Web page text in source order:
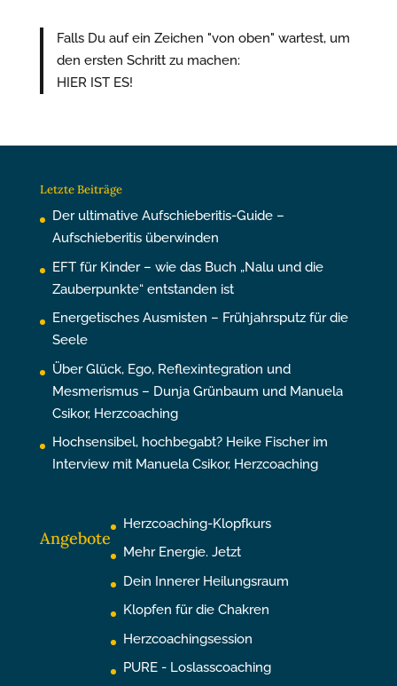
Falls Du auf ein Zeichen "von oben" wartest, um
den ersten Schritt zu machen:
HIER IST ES!
Letzte Beiträge
Der ultimative Aufschieberitis-Guide –
Aufschieberitis überwinden
EFT für Kinder – wie das Buch „Nalu und die
Zauberpunkte“ entstanden ist
Energetisches Ausmisten – Frühjahrsputz für die
Seele
Über Glück, Ego, Reflexintegration und
Mesmerismus – Dunja Grünbaum und Manuela
Csikor, Herzcoaching
Hochsensibel, hochbegabt? Heike Fischer im
Interview mit Manuela Csikor, Herzcoaching
Angebote
Herzcoaching-Klopfkurs
Mehr Energie. Jetzt
Dein Innerer Heilungsraum
Klopfen für die Chakren
Herzcoachingsession
PURE - Loslasscoaching